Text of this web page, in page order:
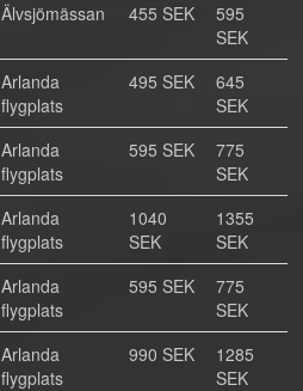
Älvsjömässan 455 SEK
595
SEK
Arlanda
flygplats
495 SEK
645
SEK
Arlanda
flygplats
595 SEK
775
SEK
Arlanda
flygplats
1040
SEK
1355
SEK
Arlanda
flygplats
595 SEK
775
SEK
Arlanda
flygplats
990 SEK
1285
SEK